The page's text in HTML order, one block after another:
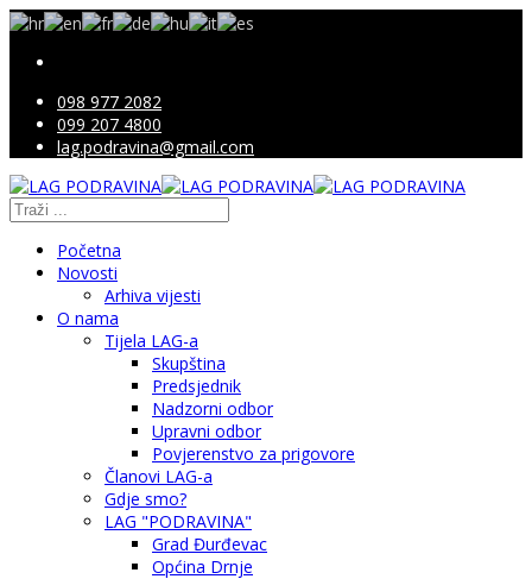
098 977 2082
099 207 4800
lag.podravina@gmail.com
Početna
Novosti
Arhiva vijesti
O nama
Tijela LAG-a
Skupština
Predsjednik
Nadzorni odbor
Upravni odbor
Povjerenstvo za prigovore
Članovi LAG-a
Gdje smo?
LAG "PODRAVINA"
Grad Đurđevac
Općina Drnje